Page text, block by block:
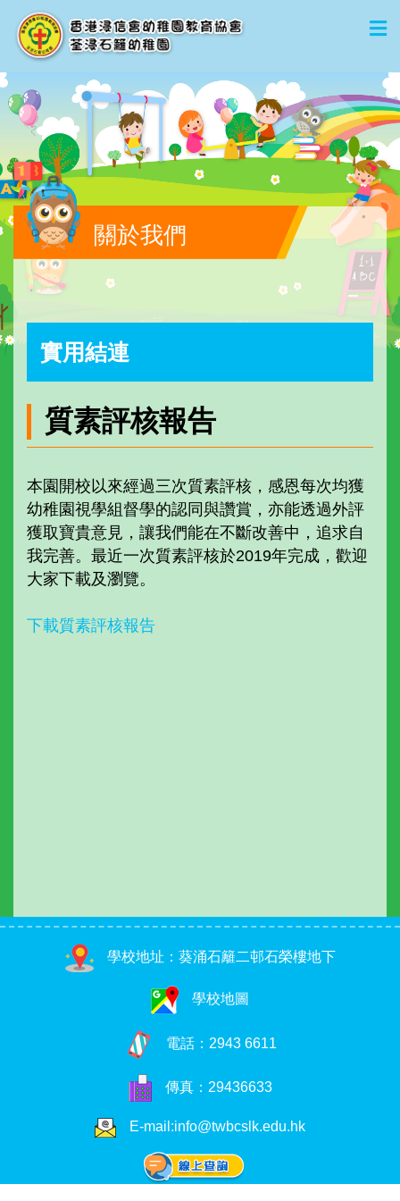
關於我們
實用結連
質素評核報告
本園開校以來經過三次質素評核，感恩每次均獲
幼稚園視學組督學的認同與讚賞，亦能透過外評
獲取寶貴意見，讓我們能在不斷改善中，追求自
我完善。最近一次質素評核於2019年完成，歡迎
大家下載及瀏覽。
下載質素評核報告
學校地址：葵涌石籬二邨石榮樓地下
學校地圖
電話： 2943 6611
傳真：29436633
E-mail:info@twbcslk.edu.hk